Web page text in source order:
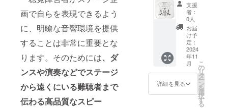
画で自らを表現できるよう
に、明瞭な音響環境を提供
することは非常に重要とな
ります。そのためには、ダ
ンスや演奏などでステージ
から遠くにいる難聴者まで
伝わる高品質なスピー
丈：
73cm
身幅：
55cm
肩幅：
50cm
袖丈：
22cm
・学園
祭本部
の秘密
データ
・ポス
トカー
ド ・オ
リジナ
ルハン
ドタオ
ル ・
サイ
支援
者：
0人
お届
け予
定：
2024
年11
月
詳細を見る
こ
の
リ
タ
ー
ン
を
選
択
す
る